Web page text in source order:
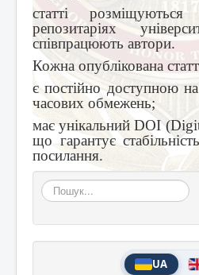
статті розміщуються
репозитаріях
співпрацюють автори.
Кожна опублікована
є постійно доступною
часових обмежень;
має унікальний DOI
що гарантує
посилання.
Пошук...
UA